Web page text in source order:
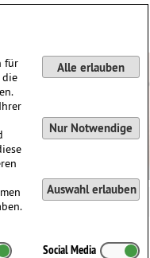
für
die
Alle erlauben
Nur Notwendige
Auswahl erlauben
Social Media